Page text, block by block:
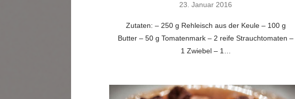
23. Januar 2016
Zutaten: – 250 g Rehleisch aus der Keule – 100 g
Butter – 50 g Tomatenmark – 2 reife Strauchtomaten –
1 Zwiebel – 1…